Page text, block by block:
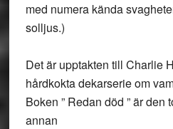
med numera kända
solljus.)
Det är upptakten till Charlie
hårdkokta dekarserie om
Boken ” Redan död ” är den
annan